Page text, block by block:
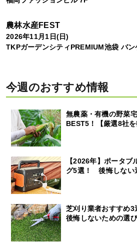
農林水産FEST
2026年11月1日(日)
TKPガーデンシティPREMIUM池袋 バ
今週のおすすめ情報
無農薬・有機の野菜
BEST5！【厳選8社を
【2026年】ポータ
グ5選！ 後悔しない
芝刈り業者おすすめ
後悔しないための選